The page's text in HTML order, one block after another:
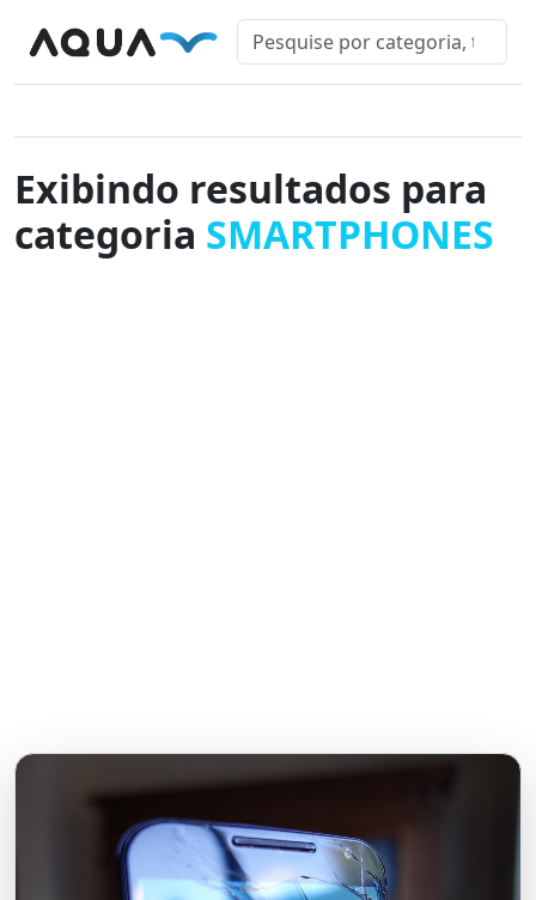
Exibindo resultados para
categoria SMARTPHONES